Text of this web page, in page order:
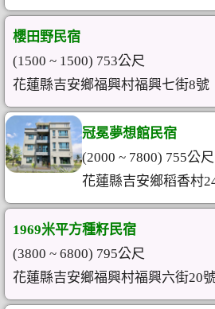
櫻田野民宿
(1500 ~ 1500) 753公尺
花蓮縣吉安鄉福興村福興七街8號
冠冕夢想館民宿
(2000 ~ 7800) 755公尺
花蓮縣吉安鄉稻香村
1969米平方種籽民宿
(3800 ~ 6800) 795公尺
花蓮縣吉安鄉福興村福興六街20